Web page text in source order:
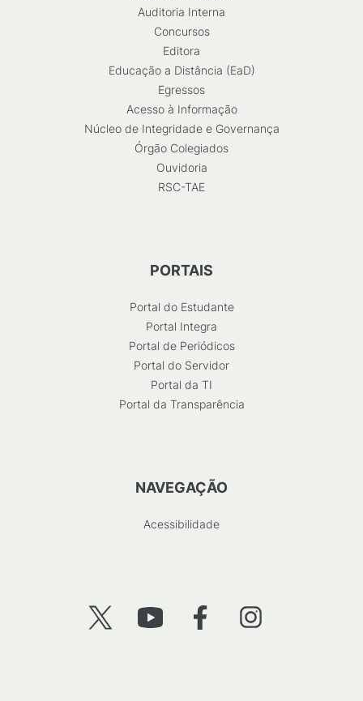
Auditoria Interna
Concursos
Editora
Educação a Distância (EaD)
Egressos
Acesso à Informação
Núcleo de Integridade e Governança
Órgão Colegiados
Ouvidoria
RSC-TAE
PORTAIS
Portal do Estudante
Portal Integra
Portal de Periódicos
Portal do Servidor
Portal da TI
Portal da Transparência
NAVEGAÇÃO
Acessibilidade